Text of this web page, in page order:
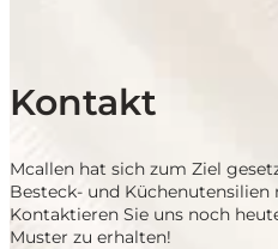
Kontakt
Mcallen hat sich zum Ziel
Besteck- und Küchenutensilien
Kontaktieren Sie uns noch
Muster zu erhalten!